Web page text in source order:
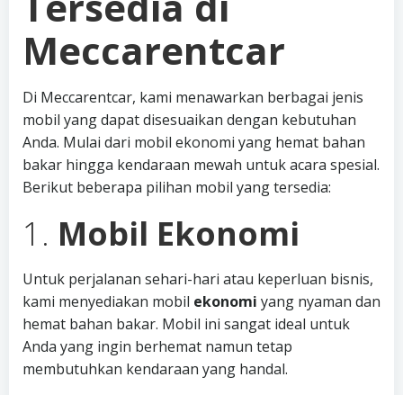
Meccarentcar
Di Meccarentcar, kami menawarkan berbagai jenis
mobil yang dapat disesuaikan dengan kebutuhan
Anda. Mulai dari mobil ekonomi yang hemat bahan
bakar hingga kendaraan mewah untuk acara spesial.
Berikut beberapa pilihan mobil yang tersedia:
1. Mobil Ekonomi
Untuk perjalanan sehari-hari atau keperluan bisnis,
kami menyediakan mobil ekonomi yang nyaman dan
hemat bahan bakar. Mobil ini sangat ideal untuk
Anda yang ingin berhemat namun tetap
membutuhkan kendaraan yang handal.